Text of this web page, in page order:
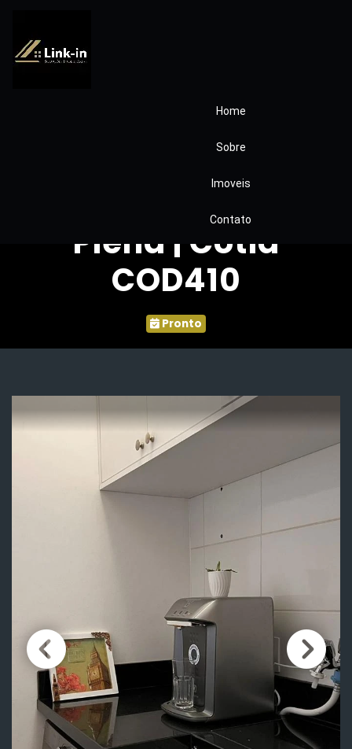
Home
Sobre
Imoveis
Contato
Apartamento à
venda –
Condomínio Vida
Plena | Cotia
COD410
Pronto